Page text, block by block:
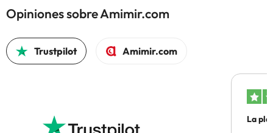
Opiniones sobre Amimir.com
Trustpilot Amimir.com
La